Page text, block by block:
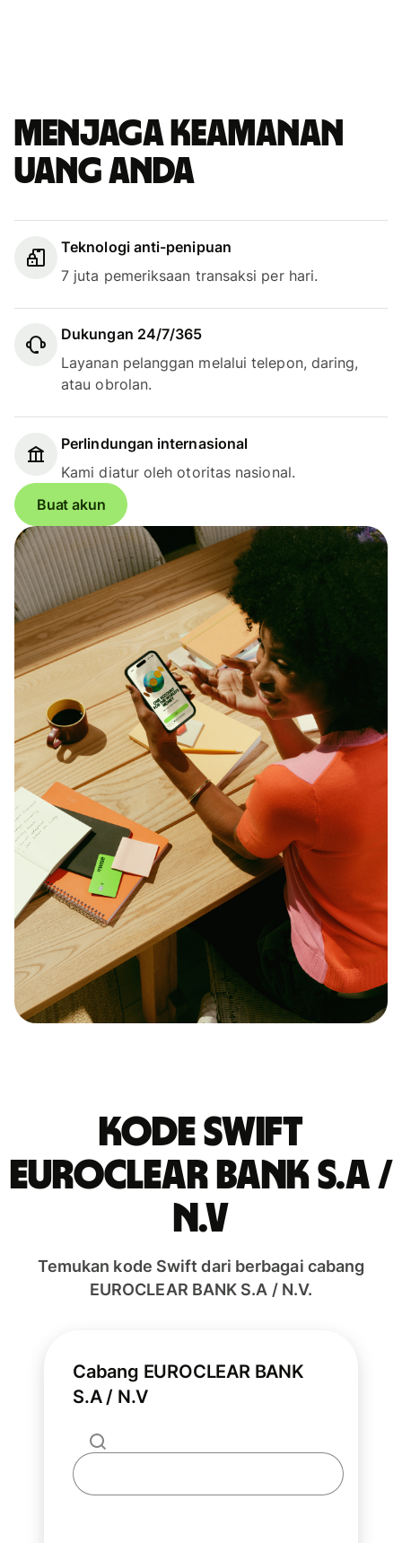
Menjaga keamanan
uang Anda
Teknologi anti-penipuan
7 juta pemeriksaan transaksi per hari.
Dukungan 24/7/365
Layanan pelanggan melalui telepon, daring,
atau obrolan.
Perlindungan internasional
Kami diatur oleh otoritas nasional.
Buat akun
Kode Swift
EUROCLEAR BANK S.A /
N.V
Temukan kode Swift dari berbagai cabang
EUROCLEAR BANK S.A / N.V.
Cabang EUROCLEAR BANK
S.A / N.V